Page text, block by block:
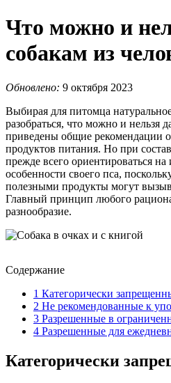
Что можно и
собакам из
Обновлено: 9 октября 2023
Выбирая для питомца
разобраться, что можно и нельзя
приведены общие рекомендации
продуктов питания. Но при
прежде всего ориентироваться
особенности своего пса,
полезными продукты могут
Главный принцип любого
разнообразие.
Содержание
1 Категорически
2 Не рекомендованные к
3 Разрешенные в
4 Разрешенные для
Категорически